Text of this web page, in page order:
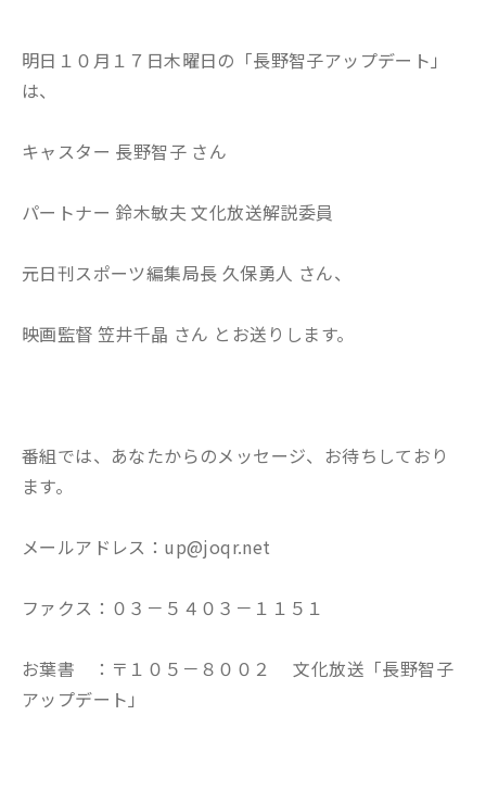
明日１０月１７日木曜日の「長野智子アップデート」
は、
キャスター 長野智子 さん
パートナー 鈴木敏夫 文化放送解説委員
元日刊スポーツ編集局長 久保勇人 さん、
映画監督 笠井千晶 さん とお送りします。
番組では、あなたからのメッセージ、お待ちしており
ます。
メールアドレス：up@joqr.net
ファクス：０３－５４０３－１１５１
お葉書 ：〒１０５－８００２ 文化放送「長野智子
アップデート」